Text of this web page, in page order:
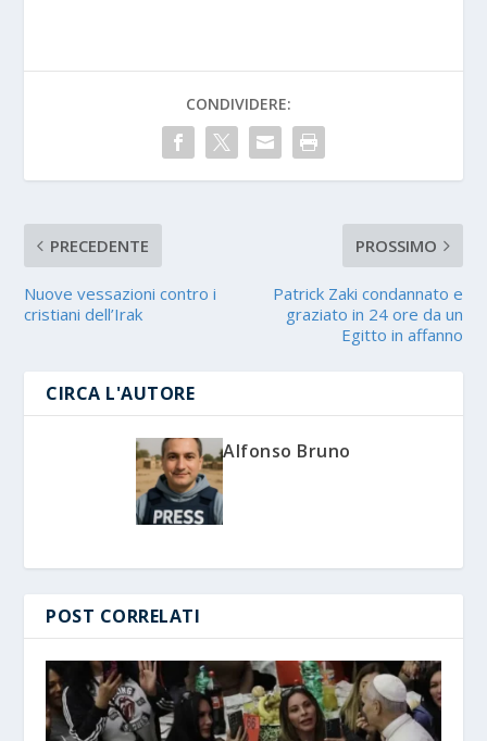
CONDIVIDERE:
PRECEDENTE
Nuove vessazioni contro i
cristiani dell’Irak
PROSSIMO
Patrick Zaki condannato e
graziato in 24 ore da un
Egitto in affanno
CIRCA L'AUTORE
Alfonso Bruno
POST CORRELATI